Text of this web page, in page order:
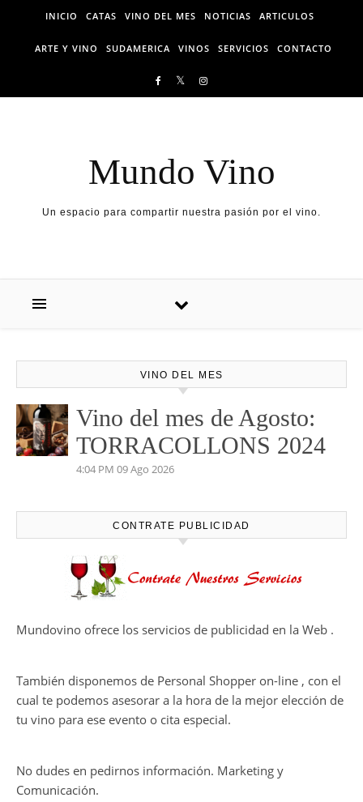
Skip to content
INICIO CATAS VINO DEL MES NOTICIAS ARTICULOS
ARTE Y VINO SUDAMERICA VINOS SERVICIOS CONTACTO
Mundo Vino
Un espacio para compartir nuestra pasión por el vino.
VINO DEL MES
Vino del mes de Agosto:
TORRACOLLONS 2024
4:04 PM 09 Ago 2026
CONTRATE PUBLICIDAD
Mundovino ofrece los servicios de publicidad en la Web .
También disponemos de Personal Shopper on-line , con el
cual te podemos asesorar a la hora de la mejor elección de
tu vino para ese evento o cita especial.
No dudes en pedirnos información. Marketing y
Comunicación.